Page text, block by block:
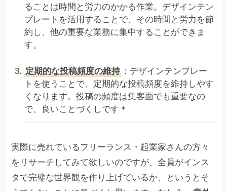
ることは時間と労力のかかる作業。デザインテン
プレートを活用することで、その時間と労力を節
約し、他の重要な業務に集中することができま
す。
定期的な投稿頻度の維持：デザインテンプレー
トを使うことで、定期的な投稿頻度を維持しやす
くなります。投稿の頻度は集客面でも重要なの
で、良いことづくしです＊
実際に売れているフリーランス・起業家さんの方々
をリサーチしてみて欲しいのですが、全員がインス
タで完璧な世界観を作り上げているか、というとそ